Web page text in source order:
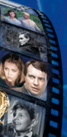
по
в век шла
и
факты и
окном
на